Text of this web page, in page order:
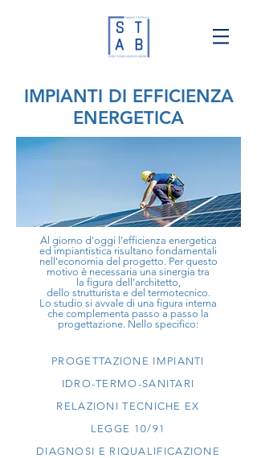
IMPIANTI DI EFFICIENZA
ENERGETICA
Al giorno d'oggi l'efficienza energetica
ed impiantistica risultano fondamentali
nell'economia del progetto. Per questo
motivo è necessaria una sinergia tra
la figura dell'architetto,
dello strutturista e del termotecnico.
Lo studio si avvale di una figura interna
che complementa passo a passo la
progettazione. Nello specifico:
PROGETTAZIONE IMPIANTI
IDRO-TERMO-SANITARI
RELAZIONI TECNICHE EX
LEGGE 10/91
DIAGNOSI E RIQUALIFICAZIONE